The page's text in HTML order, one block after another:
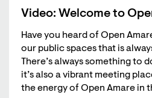
Video: Welcome to
Have you heard of Open
our public spaces that is
There’s always something to
it’s also a vibrant meeting
the energy of Open Amare in